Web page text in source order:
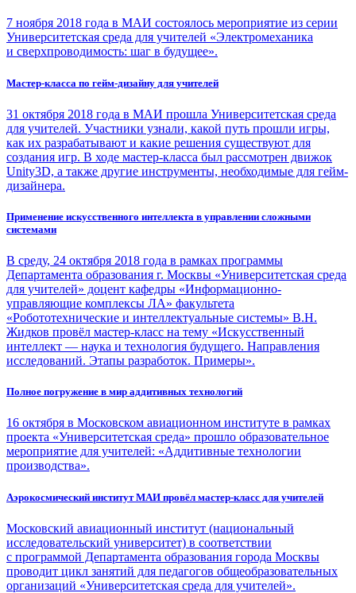
7 ноября 2018 года в МАИ состоялось мероприятие из серии
Университетская среда для учителей «Электромеханика
и сверхпроводимость: шаг в будущее».
Мастер-класса по гейм-дизайну для учителей
31 октября 2018 года в МАИ прошла Университетская среда
для учителей. Участники узнали, какой путь прошли игры,
как их разрабатывают и какие решения существуют для
создания игр. В ходе мастер-класса был рассмотрен движок
Unity3D, а также другие инструменты, необходимые для гейм-
дизайнера.
Применение искусственного интеллекта в управлении сложными
системами
В среду, 24 октября 2018 года в рамках программы
Департамента образования г. Москвы «Университетская среда
для учителей» доцент кафедры «Информационно-
управляющие комплексы ЛА» факультета
«Робототехнические и интеллектуальные системы» В.Н.
Жидков провёл мастер-класс на тему «Искусственный
интеллект — наука и технология будущего. Направления
исследований. Этапы разработок. Примеры».
Полное погружение в мир аддитивных технологий
16 октября в Московском авиационном институте в рамках
проекта «Университетская среда» прошло образовательное
мероприятие для учителей: «Аддитивные технологии
производства».
Аэрокосмический институт МАИ провёл мастер-класс для учителей
Московский авиационный институт (национальный
исследовательский университет) в соответствии
с программой Департамента образования города Москвы
проводит цикл занятий для педагогов общеобразовательных
организаций «Университетская среда для учителей».